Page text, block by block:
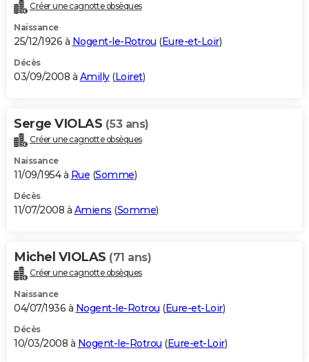
Créer une cagnotte obsèques
Naissance
25/12/1926 à Nogent-le-Rotrou (Eure-et-Loir)
Décès
03/09/2008 à Amilly(Loiret)
Serge VIOLAS (53 ans)
Créer une cagnotte obsèques
Naissance
11/09/1954 à Rue (Somme)
Décès
11/07/2008 à Amiens (Somme)
Michel VIOLAS (71 ans)
Créer une cagnotte obsèques
Naissance
04/07/1936 à Nogent-le-Rotrou (Eure-et-Loir)
Décès
10/03/2008 à Nogent-le-Rotrou (Eure-et-Loir)